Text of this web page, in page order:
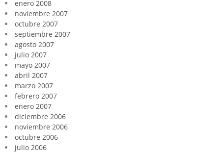
enero 2008
noviembre 2007
octubre 2007
septiembre 2007
agosto 2007
julio 2007
mayo 2007
abril 2007
marzo 2007
febrero 2007
enero 2007
diciembre 2006
noviembre 2006
octubre 2006
julio 2006